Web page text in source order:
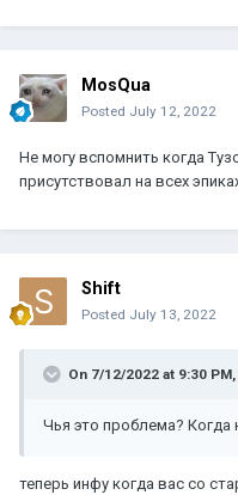
MosQua
Posted July 12, 2022
Не могу вспомнить когда
присутствовал на всех
Shift
Posted July 13, 2022
On 7/12/2022 at 9:30 PM,
Чья это проблема? Когда
теперь инфу когда вас со